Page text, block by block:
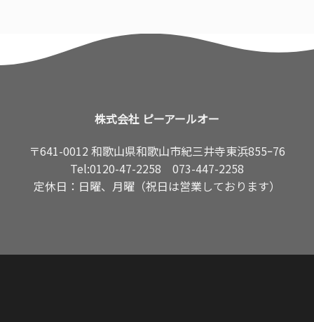
株式会社 ピーアールオー
〒641-0012 和歌山県和歌山市紀三井寺東浜855ｰ76
Tel:0120-47-2258
073-447-2258
定休日：日曜、月曜（祝日は営業しております）